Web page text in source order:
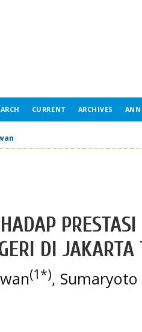
CURRENT ARCHIVES
DI
(1*),